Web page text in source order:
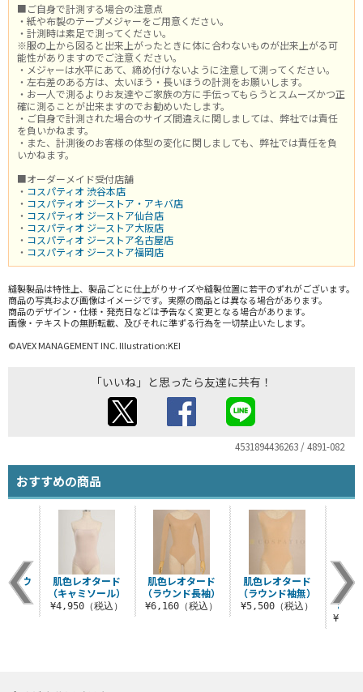
■ご自身で計測する場合の注意点
・紙や布製のテープメジャーをご用意ください。
・計測時は素足で測ってください。
※服の上から図ると出来上がったときに体に合わないものが出来上がる可
能性がありますのでご注意ください。
・メジャーは水平にあて、締め付けないように注意して測ってください。
・左右差のある方は、太いほう・長いほうの計測をお願いします。
・お一人で測るよりお友達やご家族の方に手伝ってもらうとスムーズかつ正
確に測ることが出来ますのでお勧めいたします。
・ご自身で計測された場合のサイズ間違えに関しましては、弊社では責任
を負いかねます。
・また、計測後のお客様の体型の変化に関しましても、弊社では責任を負
いかねます。
■オーダーメイド受付店舗
・ コスパティオ 渋谷本店
・ コスパティオ ジーストア・アキバ店
・ コスパティオ ジーストア仙台店
・ コスパティオ ジーストア大阪店
・ コスパティオ ジーストア名古屋店
・ コスパティオ ジーストア福岡店
縫製製品は特性上、製品ごとに仕上がりサイズや縫製位置に若干のずれがございます。
商品の写真および画像はイメージです。実際の商品とは異なる場合があります。
商品のデザイン・仕様・発売日などは予告なく変更となる場合があります。
画像・テキストの無断転載、及びそれに準ずる行為を一切禁止いたします。
©AVEX MANAGEMENT INC. Illustration:KEI
「いいね」と思ったら友達に共有！
4531894436263 / 4891-082
おすすめの商品
肌色レオタード
（ラウンド長袖）
¥6,160（税込）
肌色レオタード
（ラウンド袖無）
¥5,500（税込）
【完
グ ウ
込）
肌色レオタード
（キャミソール）
¥4,950（税込）